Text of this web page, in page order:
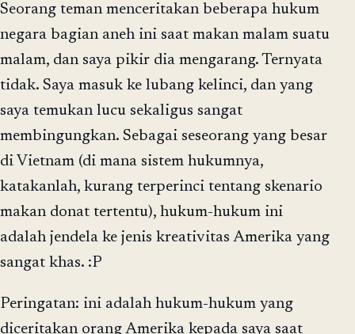
Seorang teman menceritakan beberapa hukum
negara bagian aneh ini saat makan malam suatu
malam, dan saya pikir dia mengarang. Ternyata
tidak. Saya masuk ke lubang kelinci, dan yang
saya temukan lucu sekaligus sangat
membingungkan. Sebagai seseorang yang besar
di Vietnam (di mana sistem hukumnya,
katakanlah, kurang terperinci tentang skenario
makan donat tertentu), hukum-hukum ini
adalah jendela ke jenis kreativitas Amerika yang
sangat khas. :P
Peringatan: ini adalah hukum-hukum yang
diceritakan orang Amerika kepada saya saat